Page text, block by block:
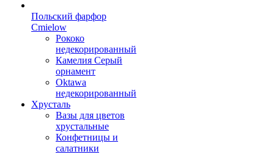
Польский фарфор
Сmielow
Рококо
недекорированный
Камелия Серый
орнамент
Oktawa
недекорированный
Хрусталь
Вазы для цветов
хрустальные
Конфетницы и
салатники